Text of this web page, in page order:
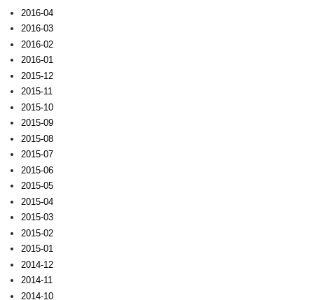
2016-04
2016-03
2016-02
2016-01
2015-12
2015-11
2015-10
2015-09
2015-08
2015-07
2015-06
2015-05
2015-04
2015-03
2015-02
2015-01
2014-12
2014-11
2014-10